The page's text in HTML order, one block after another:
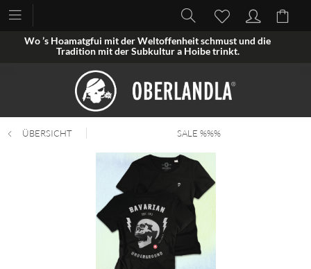
Wo ’s Hoamatgfui mit der Weltoffenheit schmust und die
Tradition mit der Subkultur a Hoibe trinkt.
ÜBERSICHT SALE %%%